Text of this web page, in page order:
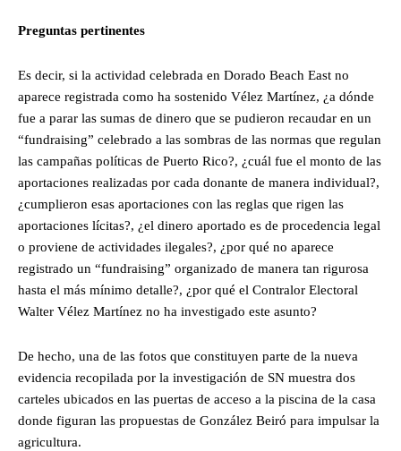
Preguntas pertinentes
Es decir, si la actividad celebrada en Dorado Beach East no
aparece registrada como ha sostenido Vélez Martínez, ¿a dónde
fue a parar las sumas de dinero que se pudieron recaudar en un
“fundraising” celebrado a las sombras de las normas que regulan
las campañas políticas de Puerto Rico?, ¿cuál fue el monto de las
aportaciones realizadas por cada donante de manera individual?,
¿cumplieron esas aportaciones con las reglas que rigen las
aportaciones lícitas?, ¿el dinero aportado es de procedencia legal
o proviene de actividades ilegales?, ¿por qué no aparece
registrado un “fundraising” organizado de manera tan rigurosa
hasta el más mínimo detalle?, ¿por qué el Contralor Electoral
Walter Vélez Martínez no ha investigado este asunto?
De hecho, una de las fotos que constituyen parte de la nueva
evidencia recopilada por la investigación de SN muestra dos
carteles ubicados en las puertas de acceso a la piscina de la casa
donde figuran las propuestas de González Beiró para impulsar la
agricultura.